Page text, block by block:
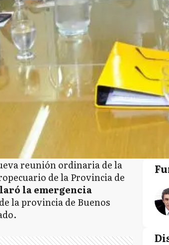
reunión ordinaria de la
de la Provincia de
la emergencia
de la provincia de Buenos